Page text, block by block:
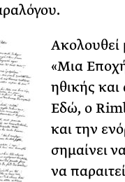
Ακολουθεί
«Μια
ηθικής
Εδώ, ο
και την
σημαίνει
να